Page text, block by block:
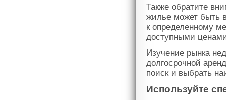
Также обратите
жилье может быть
к определенному
доступными
Изучение рынка
долгосрочной
поиск и выбрать
Используйте